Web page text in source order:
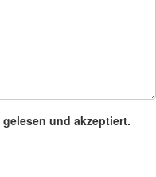
gelesen und akzeptiert.